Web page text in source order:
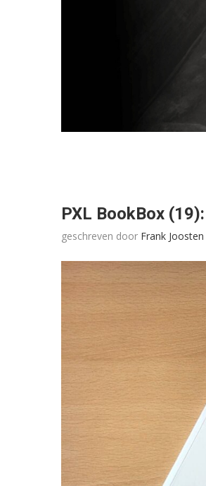
PXL BookBox
geschreven door Frank Joosten